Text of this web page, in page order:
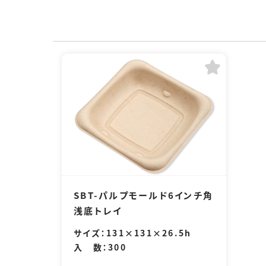
SBT-パルプモールド6インチ角
浅底トレイ
サイズ：131×131×26.5h
入 数：300